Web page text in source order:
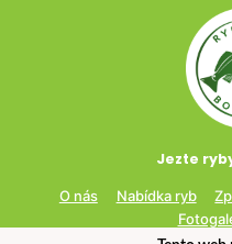
Jezte
O nás Nabídka ryb